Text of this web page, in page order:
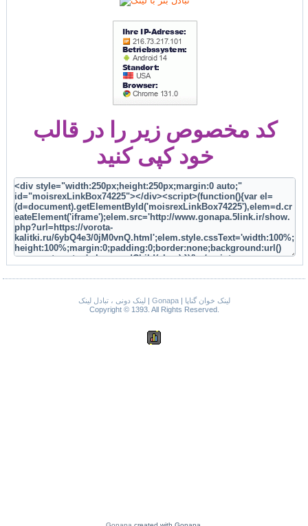
کد مخصوص زیر را در قالب
خود کپی کنید
لینک دونی ، تبادل لینک| Gonapa|
لینک خوان گناپا
Copyright © 1393. All Rights Reserved.